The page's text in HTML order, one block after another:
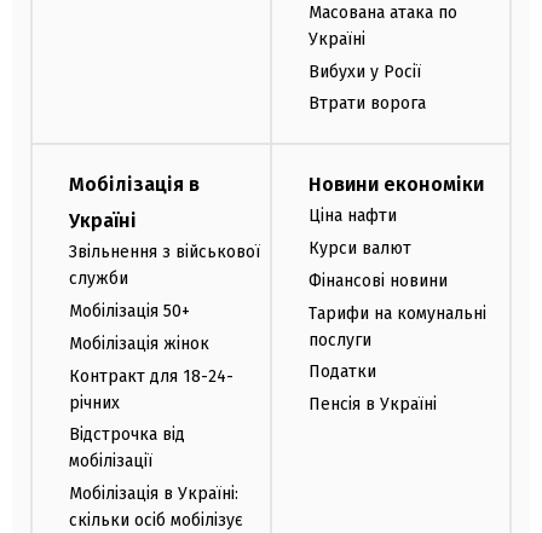
Масована атака по
Україні
Вибухи у Росії
Втрати ворога
Мобілізація в
Україні
Звільнення з військової
служби
Мобілізація 50+
Мобілізація жінок
Контракт для 18-24-
річних
Відстрочка від
мобілізації
Мобілізація в Україні:
скільки осіб мобілізує
Новини економіки
Ціна нафти
Курси валют
Фінансові новини
Тарифи на комунальні
послуги
Податки
Пенсія в Україні